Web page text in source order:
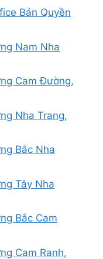
Bản Quyền
Nam Nha
Cam Đường,
Nha Trang,
Bắc Nha
Tây Nha
Bắc Cam
Cam Ranh,